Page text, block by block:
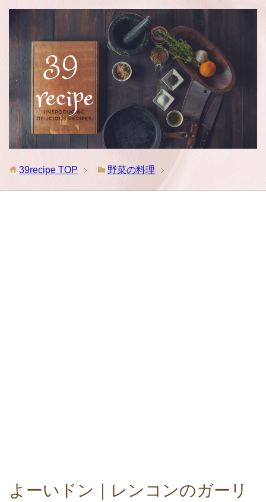
39recipe TOP 野菜の料理
よーいドン｜レンコンのガーリ